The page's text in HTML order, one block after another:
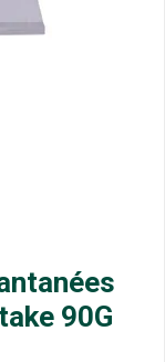
90G